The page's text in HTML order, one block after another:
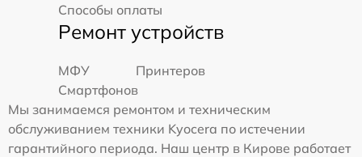
Способы оплаты
Ремонт устройств
МФУ
Принтеров
Смартфонов
Мы занимаемся ремонтом и техническим
обслуживанием техники Kyocera по истечении
гарантийного периода. Наш центр в Кирове работает